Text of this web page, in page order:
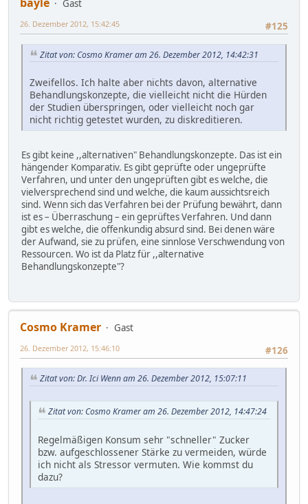
bayle
Gast
#125
26. Dezember 2012, 15:42:45
Zitat von: Cosmo Kramer am 26. Dezember 2012, 14:42:31
Zweifellos. Ich halte aber nichts davon, alternative
Behandlungskonzepte, die vielleicht nicht die Hürden
der Studien überspringen, oder vielleicht noch gar
nicht richtig getestet wurden, zu diskreditieren.
Es gibt keine ,,alternativen" Behandlungskonzepte. Das ist ein
hängender Komparativ. Es gibt geprüfte oder ungeprüfte
Verfahren, und unter den ungeprüften gibt es welche, die
vielversprechend sind und welche, die kaum aussichtsreich
sind. Wenn sich das Verfahren bei der Prüfung bewährt, dann
ist es – Überraschung – ein geprüftes Verfahren. Und dann
gibt es welche, die offenkundig absurd sind. Bei denen wäre
der Aufwand, sie zu prüfen, eine sinnlose Verschwendung von
Ressourcen. Wo ist da Platz für ,,alternative
Behandlungskonzepte"?
Cosmo Kramer
Gast
#126
26. Dezember 2012, 15:46:10
Zitat von: Dr. Ici Wenn am 26. Dezember 2012, 15:07:11
Zitat von: Cosmo Kramer am 26. Dezember 2012, 14:47:24
Regelmäßigen Konsum sehr "schneller" Zucker
bzw. aufgeschlossener Stärke zu vermeiden, würde
ich nicht als Stressor vermuten. Wie kommst du
dazu?